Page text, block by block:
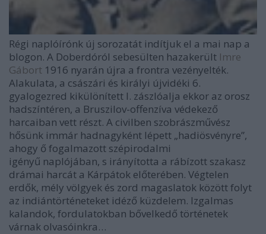
Régi naplóírónk új sorozatát indítjuk el a mai nap a
blogon. A Doberdóról sebesülten hazakerült Imre
Gábort 1916 nyarán újra a frontra vezényelték.
Alakulata, a császári és királyi újvidéki 6.
gyalogezred kikülönített I. zászlóalja ekkor az orosz
hadszíntéren, a Bruszilov-offenzíva védekező
harcaiban vett részt. A civilben szobrászművész
hősünk immár hadnagyként lépett „hadiösvényre”,
ahogy ő fogalmazott szépirodalmi
igényű naplójában, s irányította a rábízott szakasz
drámai harcát a Kárpátok előterében. Végtelen
erdők, mély völgyek és zord magaslatok között folyt
az indiántörténeteket idéző küzdelem. Izgalmas
kalandok, fordulatokban bővelkedő történetek
várnak olvasóinkra…